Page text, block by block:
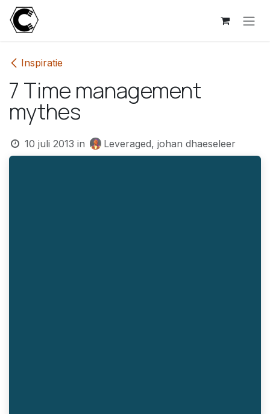
Overslaan naar inhoud
Inspiratie
7 Time management
mythes
10 juli 2013 in Leveraged, johan dhaeseleer